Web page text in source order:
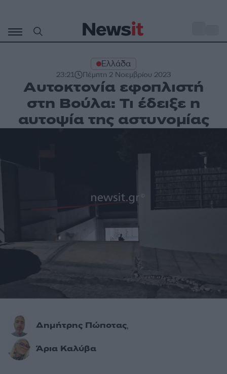
περιεχόμενο
Ελλάδα
23:21 Πέμπτη 2 Νοεμβρίου 2023
Αυτοκτονία εφοπλιστή
στη Βούλα: Τι έδειξε η
αυτοψία της αστυνομίας
Δημήτρης Πώποτας,
Άρια Καλύβα